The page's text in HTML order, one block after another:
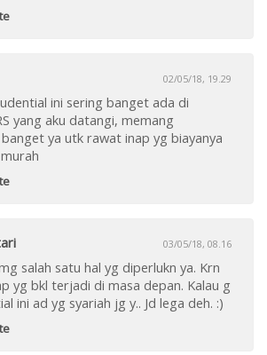
02/05/18, 19.29
ini sering banget ada di
yang aku datangi, memang
ya utk rawat inap yg biayanya
03/05/18, 08.16
salah satu hal yg diperlukn ya. Krn
yg bkl terjadi di masa depan. Kalau g
ini ad yg syariah jg y.. Jd lega deh. :)